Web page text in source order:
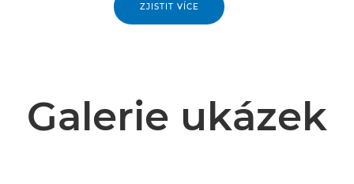
ZJISTIT VÍCE
Galerie ukázek